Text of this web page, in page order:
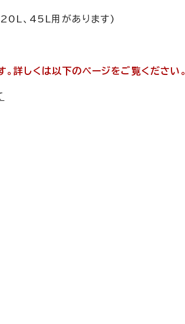
20L、45L用があります)
詳しくは以下のページをご覧ください。